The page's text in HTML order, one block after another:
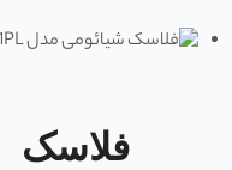
فلاسک